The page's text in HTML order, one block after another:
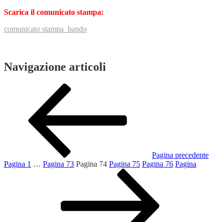
Scarica il comunicato stampa:
comunicato stampa_bando
Navigazione articoli
Pagina precedente
Pagina 1 … Pagina 73 Pagina 74 Pagina 75 Pagina 76 Pagina